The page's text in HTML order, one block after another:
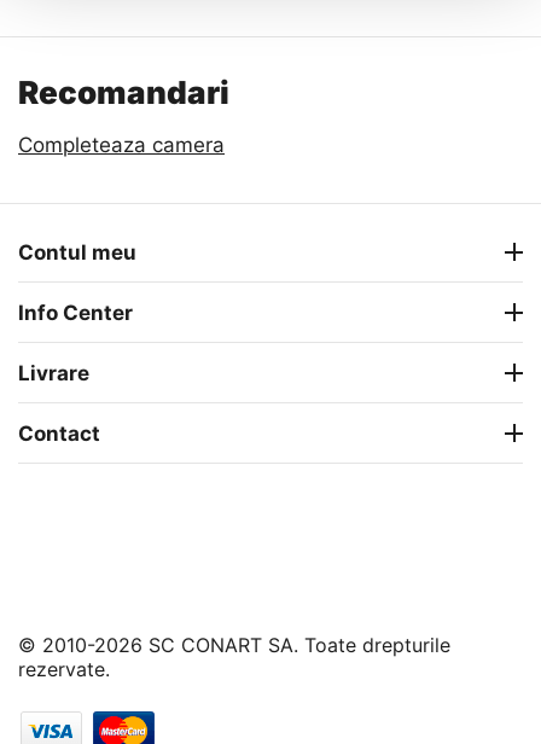
Recomandari
Completeaza camera
Contul meu
Info Center
Livrare
Contact
© 2010-2026 SC CONART SA. Toate drepturile
rezervate.